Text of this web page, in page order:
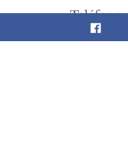
Teléfono
55 26 89 13 14